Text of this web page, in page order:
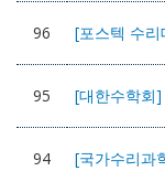
96
95
94